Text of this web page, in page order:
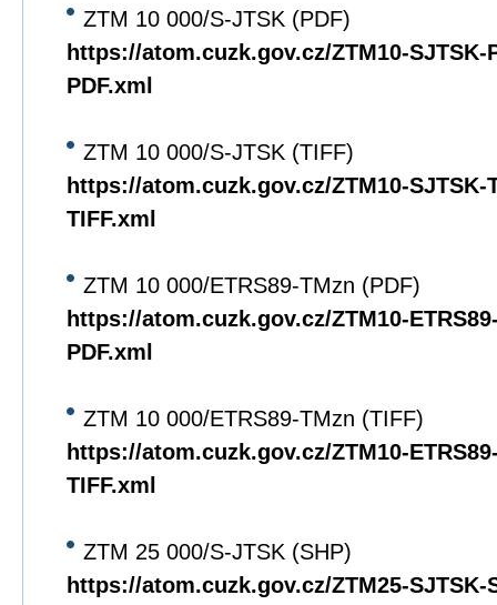
ZTM 10 000/S-JTSK (PDF)
https://atom.cuzk.gov.cz/ZTM10-SJTSK-
PDF.xml
ZTM 10 000/S-JTSK (TIFF)
https://atom.cuzk.gov.cz/ZTM10-SJTSK-
TIFF.xml
ZTM 10 000/ETRS89-TMzn (PDF)
https://atom.cuzk.gov.cz/ZTM10-
PDF.xml
ZTM 10 000/ETRS89-TMzn (TIFF)
https://atom.cuzk.gov.cz/ZTM10-
TIFF.xml
ZTM 25 000/S-JTSK (SHP)
https://atom.cuzk.gov.cz/ZTM25-SJTSK-